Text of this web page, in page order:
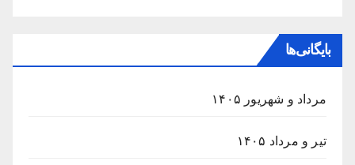
بایگانی‌ها
مرداد و شهریور ۱۴۰۵
تیر و مرداد ۱۴۰۵